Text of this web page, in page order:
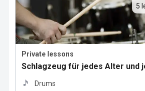
Private lessons
Schlagzeug für jedes Alter und
Drums
5